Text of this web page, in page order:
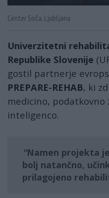
Center Soča, Ljubljana
Univerzitetni
Republike Slovenije
gostil partnerje
PREPARE-REHAB, ki
medicino,
inteligenco.
Namen projekta
bolj natančno,
prilagojeno